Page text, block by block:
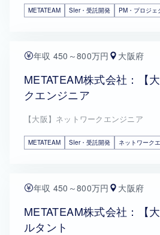
METATEAM SIer・受託開発 PM・プロジェ
年収 450～800万円 大阪府
METATEAM株式会社：【
クエンジニア
【大阪】ネットワークエンジニア
METATEAM SIer・受託開発 ネットワーク
年収 450～800万円 大阪府
METATEAM株式会社：【
ルタント